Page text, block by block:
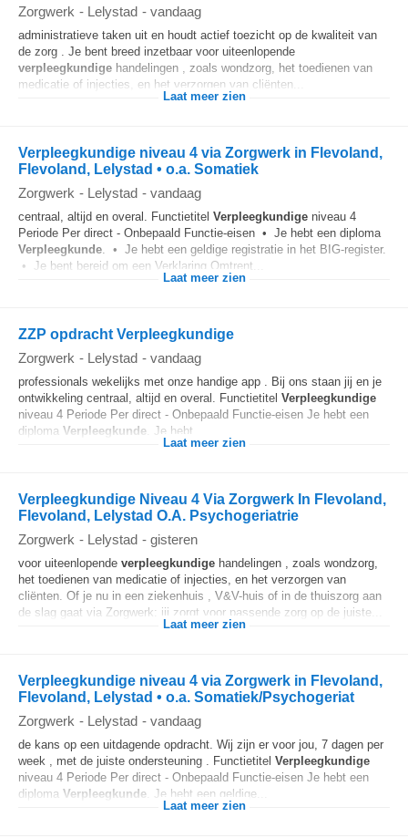
Zorgwerk - Lelystad - vandaag
administratieve taken uit en houdt actief toezicht op de kwaliteit van
de zorg . Je bent breed inzetbaar voor uiteenlopende
verpleegkundige handelingen , zoals wondzorg, het toedienen van
medicatie of injecties, en het verzorgen van cliënten...
Laat meer zien
Verpleegkundige niveau 4 via Zorgwerk in Flevoland,
Flevoland, Lelystad • o.a. Somatiek
Zorgwerk - Lelystad - vandaag
centraal, altijd en overal. Functietitel Verpleegkundige niveau 4
Periode Per direct - Onbepaald Functie-eisen • Je hebt een diploma
Verpleegkunde. • Je hebt een geldige registratie in het BIG-register.
• Je bent bereid om een Verklaring Omtrent...
Laat meer zien
ZZP opdracht Verpleegkundige
Zorgwerk - Lelystad - vandaag
professionals wekelijks met onze handige app . Bij ons staan jij en je
ontwikkeling centraal, altijd en overal. Functietitel Verpleegkundige
niveau 4 Periode Per direct - Onbepaald Functie-eisen Je hebt een
diploma Verpleegkunde . Je hebt...
Laat meer zien
Verpleegkundige Niveau 4 Via Zorgwerk In Flevoland,
Flevoland, Lelystad O.A. Psychogeriatrie
Zorgwerk - Lelystad - gisteren
voor uiteenlopende verpleegkundige handelingen , zoals wondzorg,
het toedienen van medicatie of injecties, en het verzorgen van
cliënten. Of je nu in een ziekenhuis , V&V-huis of in de thuiszorg aan
de slag gaat via Zorgwerk: jij zorgt voor passende zorg op de juiste...
Laat meer zien
Verpleegkundige niveau 4 via Zorgwerk in Flevoland,
Flevoland, Lelystad • o.a. Somatiek/Psychogeriat
Zorgwerk - Lelystad - vandaag
de kans op een uitdagende opdracht. Wij zijn er voor jou, 7 dagen per
week , met de juiste ondersteuning . Functietitel Verpleegkundige
niveau 4 Periode Per direct - Onbepaald Functie-eisen Je hebt een
diploma Verpleegkunde . Je hebt een geldige...
Laat meer zien